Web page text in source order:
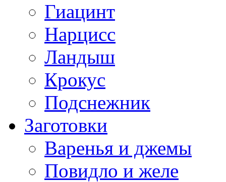
Гиацинт
Нарцисс
Ландыш
Крокус
Подснежник
Заготовки
Варенья и джемы
Повидло и желе